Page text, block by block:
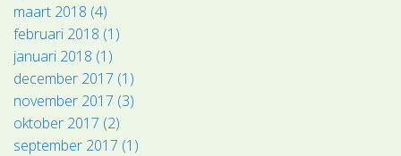
maart 2018 (4)
februari 2018 (1)
januari 2018 (1)
december 2017 (1)
november 2017 (3)
oktober 2017 (2)
september 2017 (1)